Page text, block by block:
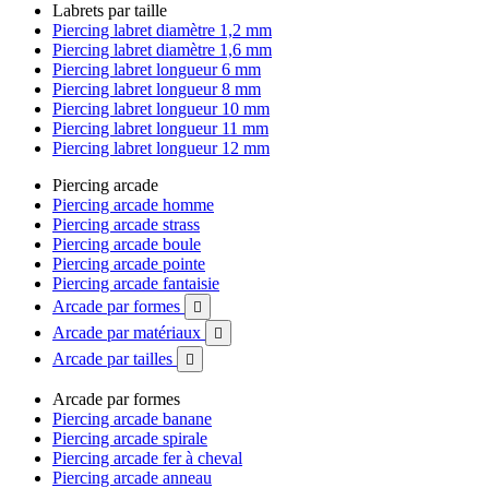
Labrets par taille
Piercing labret diamètre 1,2 mm
Piercing labret diamètre 1,6 mm
Piercing labret longueur 6 mm
Piercing labret longueur 8 mm
Piercing labret longueur 10 mm
Piercing labret longueur 11 mm
Piercing labret longueur 12 mm
Piercing arcade
Piercing arcade homme
Piercing arcade strass
Piercing arcade boule
Piercing arcade pointe
Piercing arcade fantaisie
Arcade par formes

Arcade par matériaux 
Arcade par tailles 
Arcade par formes
Piercing arcade banane
Piercing arcade spirale
Piercing arcade fer à cheval
Piercing arcade anneau